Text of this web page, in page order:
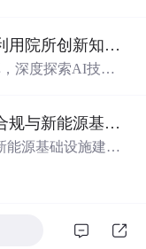
高校技术转移办公室人员如何利用院所创新知识图谱发现技术转化瓶颈？.docx
深度探索AI技术
创新与产业创新太阳能供电障碍灯：航空安全合规与新能源基础设施建设驱动的离网照明市场.docx
能源基础设施建设